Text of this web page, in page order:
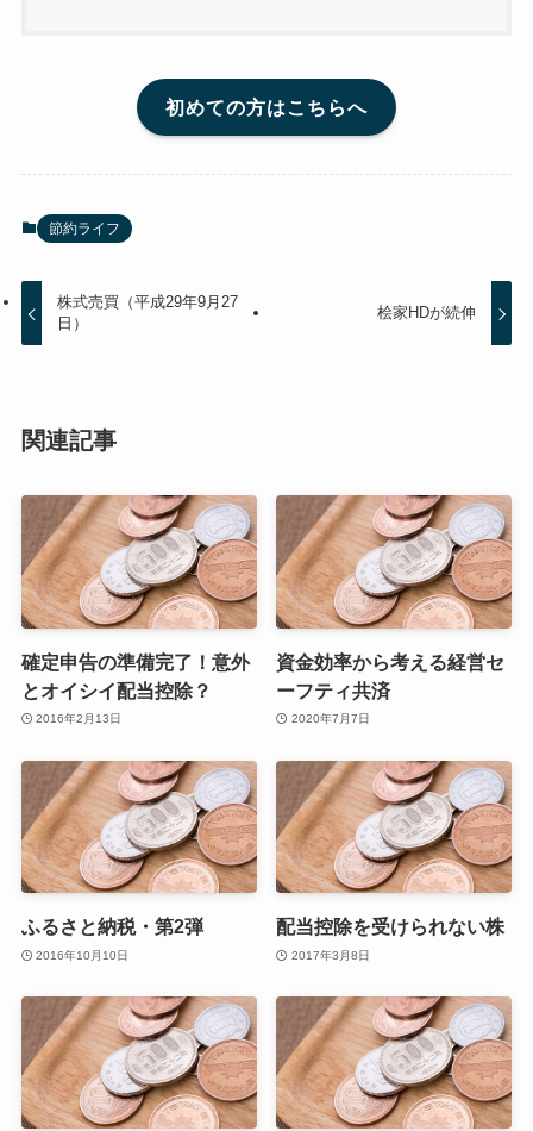
初めての方はこちらへ
節約ライフ
株式売買（平成29年9月27
日）
桧家HDが続伸
関連記事
確定申告の準備完了！意外
とオイシイ配当控除？
2016年2月13日
資金効率から考える経営セ
ーフティ共済
2020年7月7日
ふるさと納税・第2弾
2016年10月10日
配当控除を受けられない株
2017年3月8日